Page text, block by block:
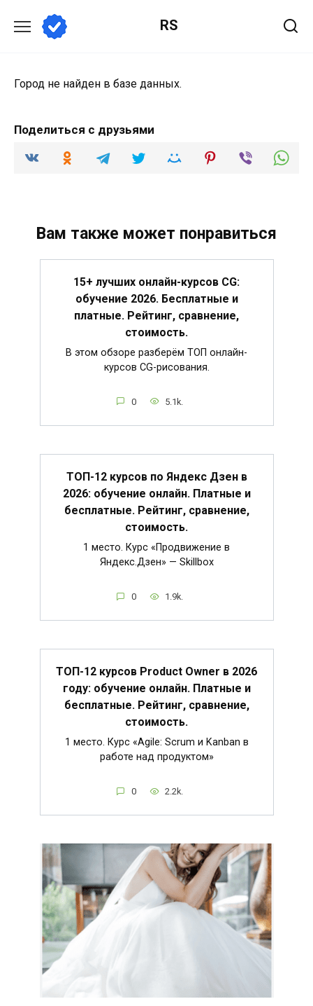
содержанию
RS
Город не найден в базе данных.
Поделиться с друзьями
Вам также может понравиться
15+ лучших онлайн-курсов CG:
обучение 2026. Бесплатные и
платные. Рейтинг, сравнение,
стоимость.
В этом обзоре разберём ТОП онлайн-
курсов CG-рисования.
0 5.1k.
ТОП-12 курсов по Яндекс Дзен в
2026: обучение онлайн. Платные и
бесплатные. Рейтинг, сравнение,
стоимость.
1 место. Курс «Продвижение в
Яндекс.Дзен» — Skillbox
0 1.9k.
ТОП-12 курсов Product Owner в 2026
году: обучение онлайн. Платные и
бесплатные. Рейтинг, сравнение,
стоимость.
1 место. Курс «Agile: Scrum и Kanban в
работе над продуктом»
0 2.2k.